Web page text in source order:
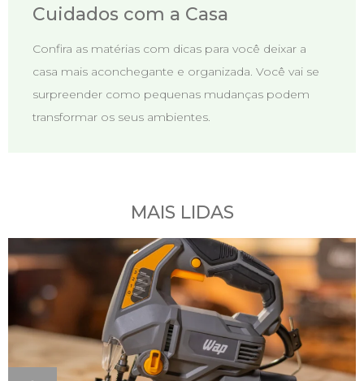
Cuidados com a Casa
Confira as matérias com dicas para você deixar a
casa mais aconchegante e organizada. Você vai se
surpreender como pequenas mudanças podem
transformar os seus ambientes.
MAIS LIDAS